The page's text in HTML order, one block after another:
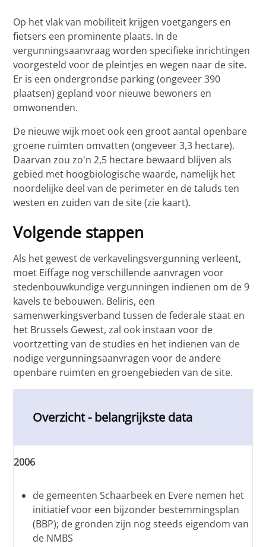
Op het vlak van mobiliteit krijgen voetgangers en
fietsers een prominente plaats. In de
vergunningsaanvraag worden specifieke inrichtingen
voorgesteld voor de pleintjes en wegen naar de site.
Er is een ondergrondse parking (ongeveer 390
plaatsen) gepland voor nieuwe bewoners en
omwonenden.
De nieuwe wijk moet ook een groot aantal openbare
groene ruimten omvatten (ongeveer 3,3 hectare).
Daarvan zou zo'n 2,5 hectare bewaard blijven als
gebied met hoogbiologische waarde, namelijk het
noordelijke deel van de perimeter en de taluds ten
westen en zuiden van de site (zie kaart).
Volgende stappen
Als het gewest de verkavelingsvergunning verleent,
moet Eiffage nog verschillende aanvragen voor
stedenbouwkundige vergunningen indienen om de 9
kavels te bebouwen. Beliris, een
samenwerkingsverband tussen de federale staat en
het Brussels Gewest, zal ook instaan voor de
voortzetting van de studies en het indienen van de
nodige vergunningsaanvragen voor de andere
openbare ruimten en groengebieden van de site.
Overzicht - belangrijkste data
2006
de gemeenten Schaarbeek en Evere nemen het
initiatief voor een bijzonder bestemmingsplan
(BBP); de gronden zijn nog steeds eigendom van
de NMBS